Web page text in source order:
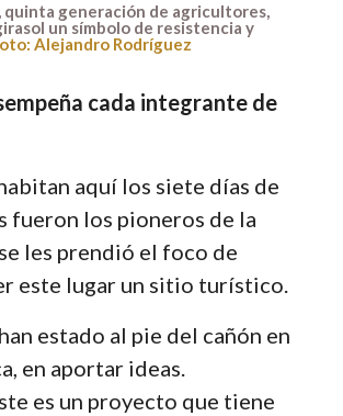
quinta generación de agricultores,
un símbolo de resistencia y
Alejandro Rodríguez
cada integrante de
aquí los siete días de
fueron los pioneros de la
les prendió el foco de
este lugar un sitio turístico.
estado al pie del cañón en
en aportar ideas.
es un proyecto que tiene